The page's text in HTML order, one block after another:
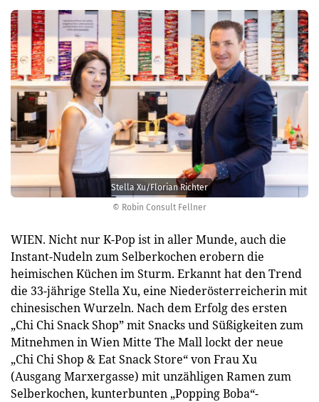
© Robin Consult Fellner
Stella Xu/Florian Richter
WIEN. Nicht nur K-Pop ist in aller Munde, auch die
Instant-Nudeln zum Selberkochen erobern die
heimischen Küchen im Sturm. Erkannt hat den Trend
die 33-jährige Stella Xu, eine Niederösterreicherin mit
chinesischen Wurzeln. Nach dem Erfolg des ersten
„Chi Chi Snack Shop” mit Snacks und Süßigkeiten zum
Mitnehmen in Wien Mitte The Mall lockt der neue
„Chi Chi Shop & Eat Snack Store“ von Frau Xu
(Ausgang Marxergasse) mit unzähligen Ramen zum
Selberkochen, kunterbunten „Popping Boba“-